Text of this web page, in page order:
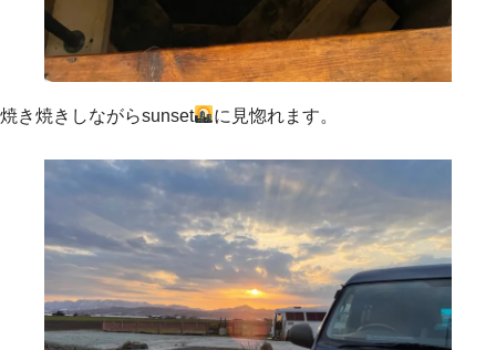
焼き焼きしながらsunset に見惚れます。